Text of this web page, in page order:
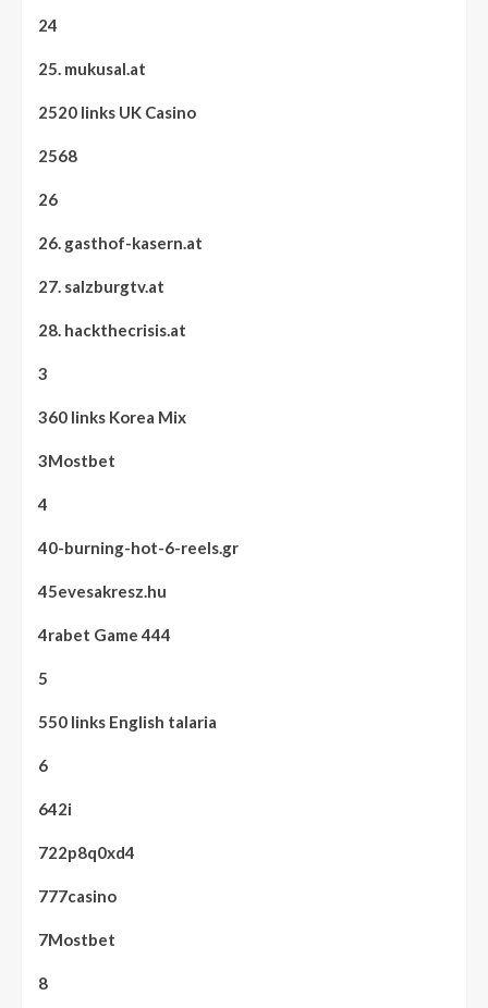
24
25. mukusal.at
2520 links UK Casino
2568
26
26. gasthof-kasern.at
27. salzburgtv.at
28. hackthecrisis.at
3
360 links Korea Mix
3Mostbet
4
40-burning-hot-6-reels.gr
45evesakresz.hu
4rabet Game 444
5
550 links English talaria
6
642i
722p8q0xd4
777casino
7Mostbet
8